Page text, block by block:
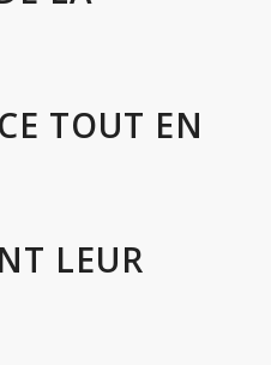
TOUT EN
LEUR